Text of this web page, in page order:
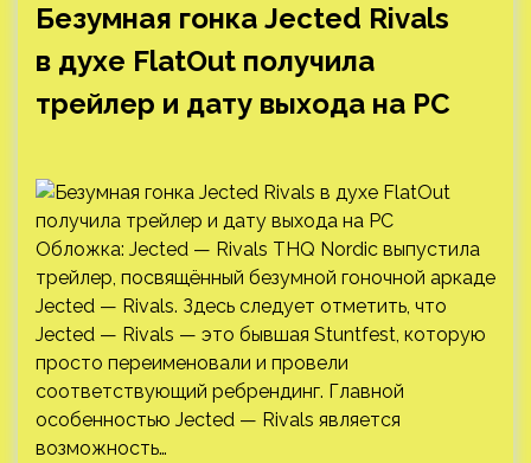
Безумная гонка Jected Rivals
в духе FlatOut получила
трейлер и дату выхода на PC
Обложка: Jected — Rivals THQ Nordic выпустила
трейлер, посвящённый безумной гоночной аркаде
Jected — Rivals. Здесь следует отметить, что
Jected — Rivals — это бывшая Stuntfest, которую
просто переименовали и провели
соответствующий ребрендинг. Главной
особенностью Jected — Rivals является
возможность…